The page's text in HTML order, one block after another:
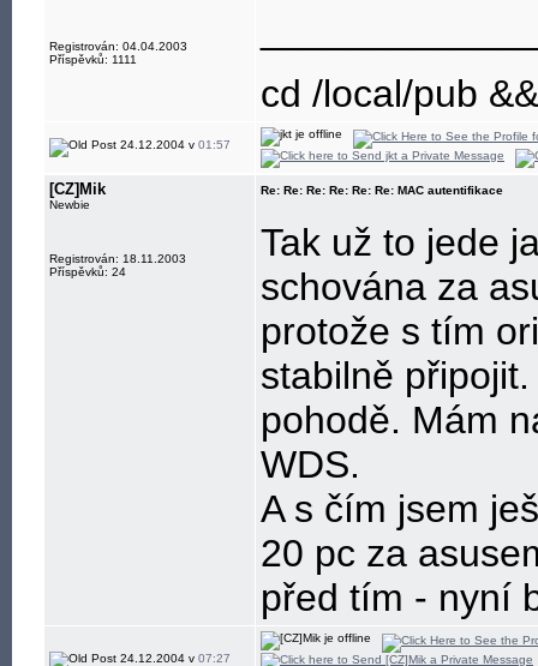
Registrován: 04.04.2003
Příspěvků: 1111
cd /local/pub
24.12.2004 v 01:57
[CZ]Mik
Newbie
Registrován: 18.11.2003
Příspěvků: 24
Re: Re: Re: Re: Re: Re: MAC autentifikace
Tak už to jede
schována za
protože s tím
stabilně
pohodě. Mám
WDS.
A s čím jsem
20 pc za
před tím - nyní
24.12.2004 v 07:27